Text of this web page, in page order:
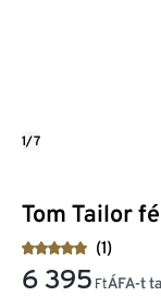
Tom Tailor
(1)
6 395 FtÁFA-t
1/7